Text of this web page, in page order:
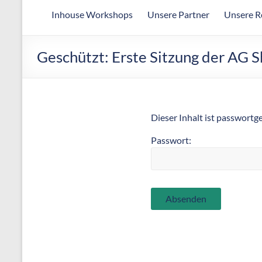
Inhouse Workshops Unsere Partner Unsere
Geschützt: Erste Sitzung der AG
Dieser Inhalt ist
Passwort: